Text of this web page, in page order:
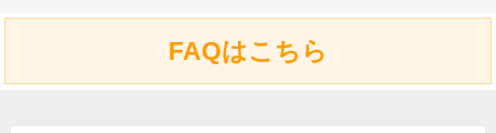
FAQはこちら